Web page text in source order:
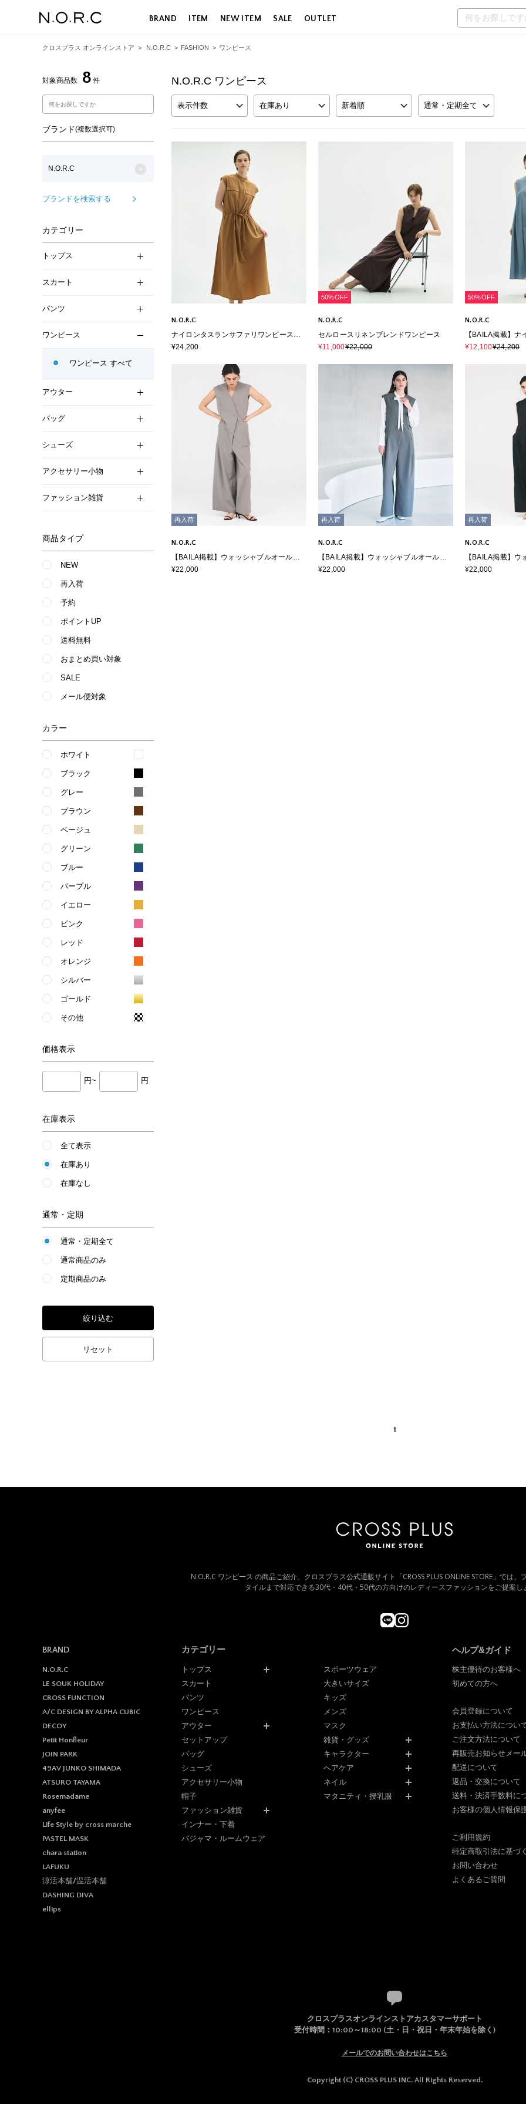
BRAND ITEM NEW ITEM SALE OUTLET
クロスプラス オンラインストア > N.O.R.C > FASHION > ワンピース
対象商品数 8 件 N.O.R.C ワンピース
ブランド(複数選択可)
N.O.R.C
ブランドを検索する
カテゴリー
トップス
スカート
パンツ
ワンピース
ワンピース すべて
アウター
バッグ
シューズ
アクセサリー小物
ファッション雑貨
商品タイプ
NEW
再入荷
予約
ポイントUP
送料無料
おまとめ買い対象
SALE
メール便対象
カラー
ホワイト
ブラック
グレー
ブラウン
ベージュ
グリーン
ブルー
パープル
イエロー
ピンク
レッド
オレンジ
シルバー
ゴールド
その他
価格表示
円~ 円
在庫表示
全て表示
在庫あり
在庫なし
通常・定期
通常・定期全て
通常商品のみ
定期商品のみ
絞り込む
リセット
表示件数 在庫あり 新着順 通常・定期全て
N.O.R.C
ナイロンタスランサファリワンピース
【AIRY MOTION】
¥24,200
50%OFF
N.O.R.C
セルロースリネンブレンドワンピース
¥11,000¥22,000
50%OFF
N.O.R.C
【BAILA掲載】ナ
ース【AIRY
¥12,100¥24,200
再入荷
N.O.R.C
【BAILA掲載】ウォッシャブルオールイ
ンワン【CLEAN MOTION】
¥22,000
再入荷
N.O.R.C
【BAILA掲載】ウォッシャブルオールイ
ンワン【CLEAN MOTION】
¥22,000
再入荷
N.O.R.C
【BAILA掲載】ウ
ンワン【CLEAN
¥22,000
1
N.O.R.C ワンピース の商品ご紹介。クロスプラス公式通販サイト「CROSS PLUS ONLINE STORE」では、
タイルまで対応できる30代・40代・50代の方向けのレディースファッションをご提案し
BRAND
N.O.R.C
LE SOUK HOLIDAY
CROSS FUNCTION
A/C DESIGN BY ALPHA CUBIC
DECOY
Petit Honfleur
JOIN PARK
49AV JUNKO SHIMADA
ATSURO TAYAMA
Rosemadame
anyfee
Life Style by cross marche
PASTEL MASK
chara station
LAFUKU
涼活本舗/温活本舗
DASHING DIVA
ellips
カテゴリー
トップス
スカート
パンツ
ワンピース
アウター
セットアップ
バッグ
シューズ
アクセサリー小物
帽子
ファッション雑貨
インナー・下着
パジャマ・ルームウェア
スポーツウェア
大きいサイズ
キッズ
メンズ
マスク
雑貨・グッズ
キャラクター
ヘアケア
ネイル
マタニティ・授乳服
ヘルプ&ガイド
株主優待のお客様へ
初めての方へ
会員登録について
お支払い方法につい
ご注文方法について
再販売お知らせメー
配送について
返品・交換について
送料・決済手数料に
お客様の個人情報保
ご利用規約
特定商取引法に基づ
お問い合わせ
よくあるご質問
クロスプラスオンラインストアカスタマーサポート
受付時間：10:00～18:00 (土・日・祝日・年末年始を除く)
メールでのお問い合わせはこちら
Copyright (C) CROSS PLUS INC. All Rights Reserved.